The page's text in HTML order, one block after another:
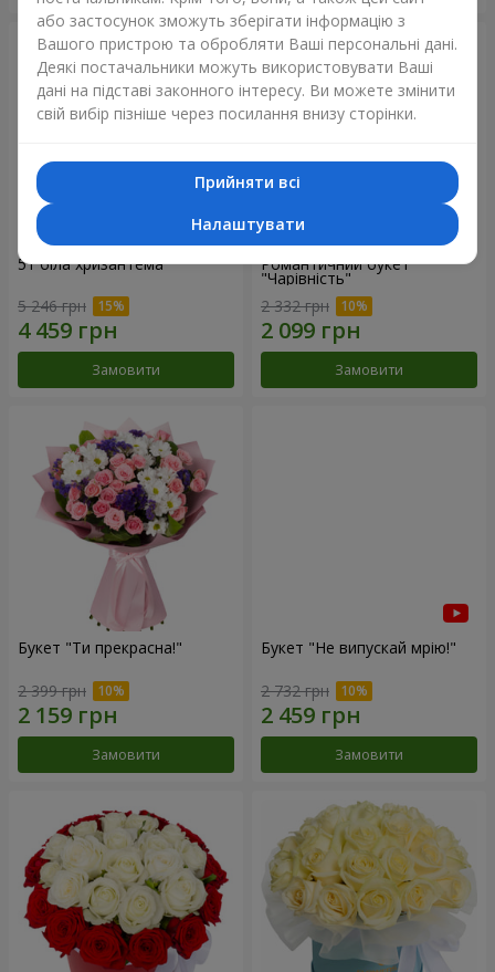
51 біла хризантема
5 246 грн
Замовити
Романтичний букет
"Чарівність"
2 332 грн
Замовити
Букет "Ти прекрасна!"
2 399 грн
Замовити
Букет "Не випускай мрію!"
2 732 грн
Замовити
або застосунок зможуть зберігати інформацію з
Вашого пристрою та обробляти Ваші персональні дані.
Деякі постачальники можуть використовувати Ваші
дані на підставі законного інтересу. Ви можете змінити
свій вибір пізніше через посилання внизу сторінки.
Прийняти всі
Налаштувати